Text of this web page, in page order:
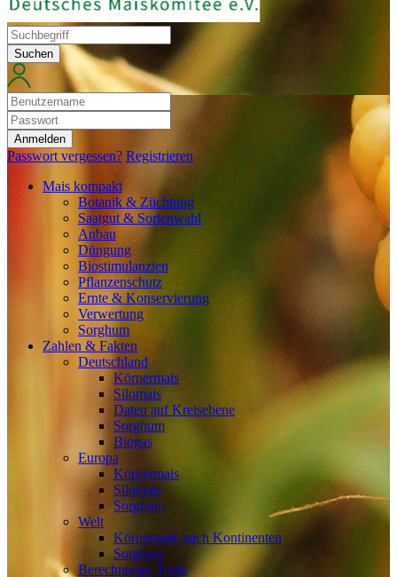
Suchen
Anmelden
Passwort vergessen? Registrieren
Mais kompakt
Botanik & Züchtung
Saatgut & Sortenwahl
Anbau
Düngung
Biostimulanzien
Pflanzenschutz
Ernte & Konservierung
Verwertung
Sorghum
Zahlen & Fakten
Deutschland
Körnermais
Silomais
Daten auf Kreisebene
Sorghum
Biogas
Europa
Körnermais
Silomais
Sorghum
Welt
Körnermais nach Kontinenten
Sorghum
Berechnungs-Tools